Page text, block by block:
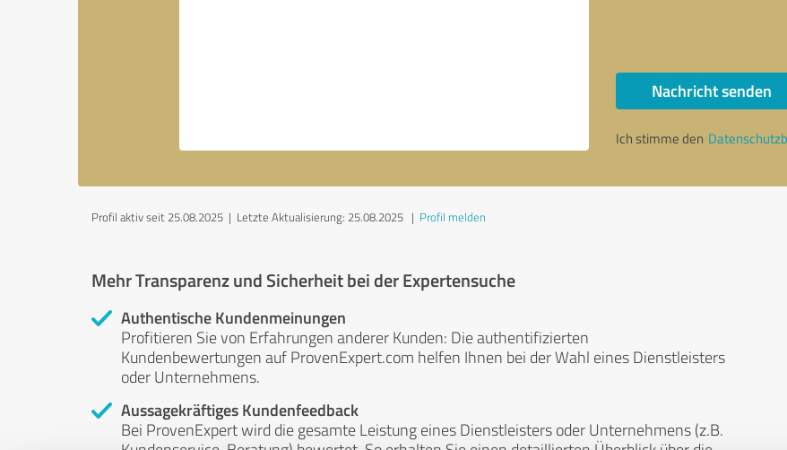
Nachricht senden
Ich stimme den
Profil aktiv seit 25.08.2025 | Letzte Aktualisierung: 25.08.2025 | Profil melden
Mehr Transparenz und Sicherheit bei der Expertensuche
Authentische Kundenmeinungen
Profitieren Sie von Erfahrungen anderer Kunden: Die authentifizierten
Kundenbewertungen auf ProvenExpert.com helfen Ihnen bei der Wahl eines Dienstleisters
oder Unternehmens.
Aussagekräftiges Kundenfeedback
Bei ProvenExpert wird die gesamte Leistung eines Dienstleisters oder Unternehmens (z.B.